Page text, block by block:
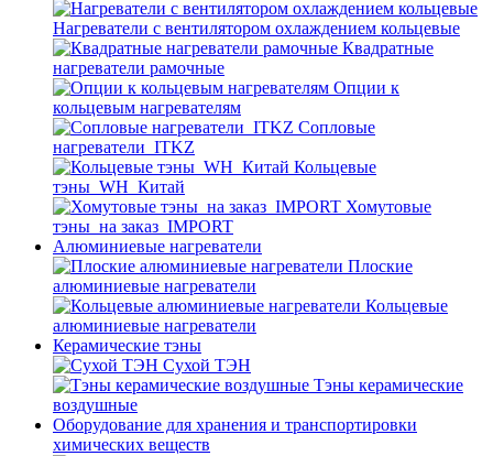
Нагреватели с вентилятором охлаждением кольцевые
Квадратные
нагреватели рамочные
Опции к
кольцевым нагревателям
Cопловые
нагреватели_ITKZ
Кольцевые
тэны_WH_Китай
Хомутовые
тэны_на заказ_IMPORT
Алюминиевые нагреватели
Плоские
алюминиевые нагреватели
Кольцевые
алюминиевые нагреватели
Керамические тэны
Сухой ТЭН
Тэны керамические
воздушные
Оборудование для хранения и транспортировки
химических веществ